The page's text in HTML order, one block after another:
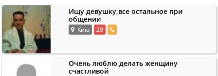
Ищу девушку,все остальное при
общении
Київ 29
Очень люблю делать женщину
счастливой